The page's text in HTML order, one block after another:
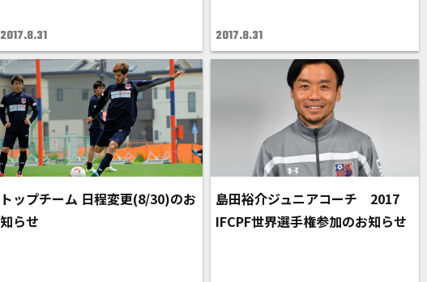
2017.8.31 2017.8.31
トップチーム 日程変更(8/30)のお
知らせ
島田裕介ジュニアコーチ 2017
IFCPF世界選手権参加のお知らせ